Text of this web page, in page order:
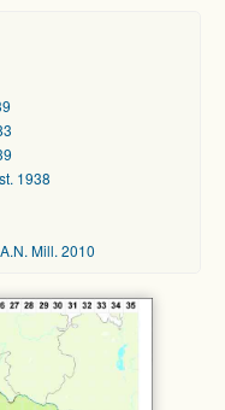
1938
Mill. 2010